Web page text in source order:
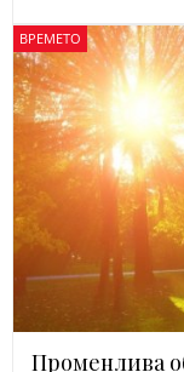
ВРЕМЕТО
Променлива